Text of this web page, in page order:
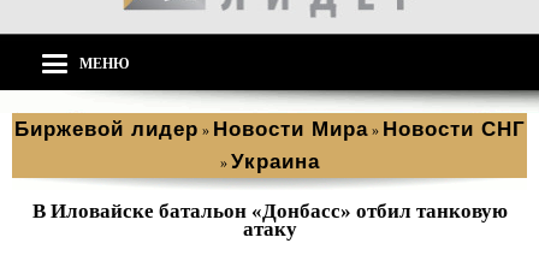
МЕНЮ
Биржевой лидер » Новости Мира » Новости СНГ
» Украина
В Иловайске батальон «Донбасс» отбил танковую
атаку